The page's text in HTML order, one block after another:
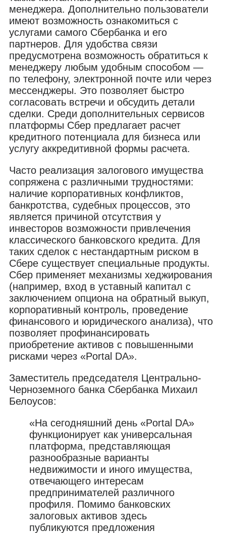
менеджера. Дополнительно пользователи
имеют возможность ознакомиться с
услугами самого Сбербанка и его
партнеров. Для удобства связи
предусмотрена возможность обратиться к
менеджеру любым удобным способом —
по телефону, электронной почте или через
мессенджеры. Это позволяет быстро
согласовать встречи и обсудить детали
сделки. Среди дополнительных сервисов
платформы Сбер предлагает расчет
кредитного потенциала для бизнеса или
услугу аккредитивной формы расчета.
Часто реализация залогового имущества
сопряжена с различными трудностями:
наличие корпоративных конфликтов,
банкротства, судебных процессов, это
является причиной отсутствия у
инвесторов возможности привлечения
классического банковского кредита. Для
таких сделок с нестандартным риском в
Сбере существует специальные продукты.
Сбер применяет механизмы хеджирования
(например, вход в уставный капитал с
заключением опциона на обратный выкуп,
корпоративный контроль, проведение
финансового и юридического анализа), что
позволяет профинансировать
приобретение активов с повышенными
рисками через «Portal DA».
Заместитель председателя Центрально-
Черноземного банка Сбербанка Михаил
Белоусов:
«На сегодняшний день «Portal DA»
функционирует как универсальная
платформа, представляющая
разнообразные варианты
недвижимости и иного имущества,
отвечающего интересам
предпринимателей различного
профиля. Помимо банковских
залоговых активов здесь
публикуются предложения